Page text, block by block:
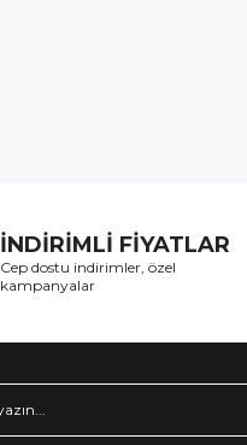
İNDİRİMLİ FİYATLAR
Cep dostu indirimler, özel
kampanyalar